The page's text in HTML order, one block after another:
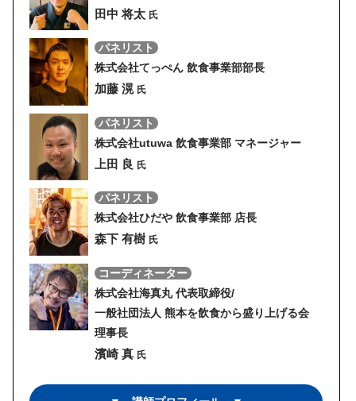
田中 将太 氏
パネリスト
株式会社てっぺん 飲食事業部部長
加藤 滉 氏
パネリスト
株式会社utuwa 飲食事業部 マネージャー
上田 良 氏
パネリスト
株式会社ひだや 飲食事業部 店長
森下 有樹 氏
コーディネーター
株式会社海真丸 代表取締役/
一般社団法人 熊本を飲食から盛り上げる会
理事長
濱崎 真 氏